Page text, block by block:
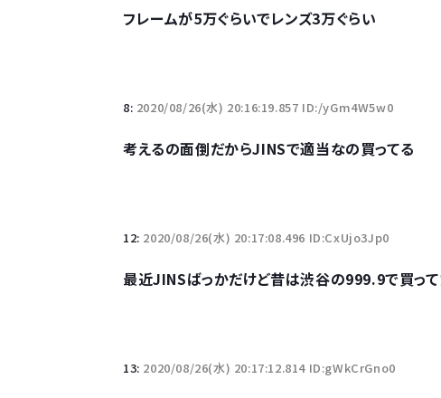
フレームが5万ぐらいでレンズ3万ぐらい
8: 2020/08/26(水) 20:16:19.857 ID:/yGm4W5w0
考えるの面倒だからJINSで適当なの買ってる
12: 2020/08/26(水) 20:17:08.496 ID:CxUjo3Jp0
最近JINSばっかだけど昔は渋谷の999.9で買っ
13: 2020/08/26(水) 20:17:12.814 ID:gWkCrGno0